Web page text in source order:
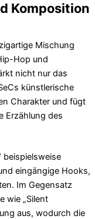
Komposition
Mischung
Hop und
nicht nur das
künstlerische
Charakter und fügt
Erzählung des
beispielsweise
eingängige Hooks,
Im Gegensatz
wie „Silent
aus, wodurch die